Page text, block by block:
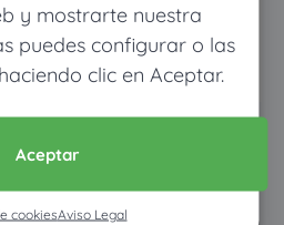
y mostrarte nuestra
puedes configurar o las
clic en Aceptar.
Aceptar
cookiesAviso Legal
y descubre
ahorrarías